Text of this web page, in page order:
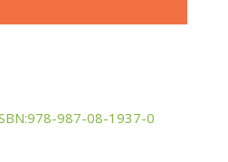
987-08-1937-0